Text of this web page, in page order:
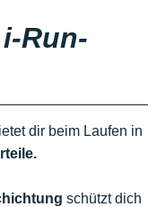
Run-
dir beim Laufen in
schützt dich